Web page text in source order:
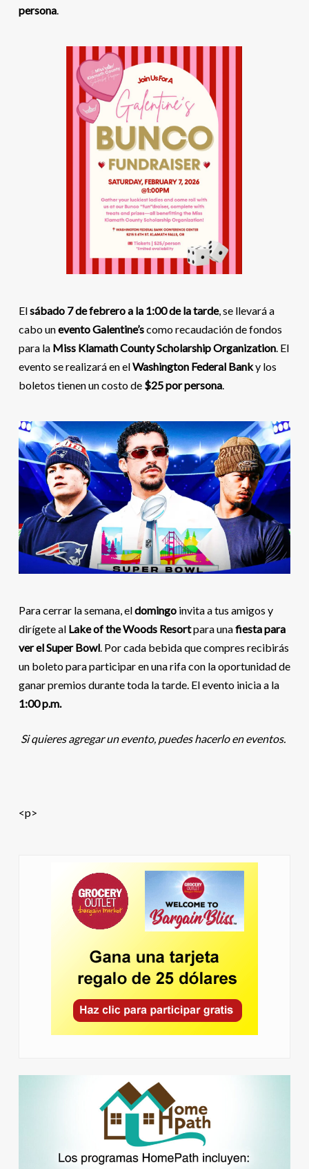
persona.
Elsábado 7 de febrero a la 1:00 de la tarde, se llevará a
cabo unevento Galentine’scomo recaudación de fondos
para la Miss Klamath County Scholarship Organization. El
evento se realizará en elWashington Federal Banky los
boletos tienen un costo de $25 por persona.
Para cerrar la semana, eldomingoinvita a tus amigos y
dirígete al Lake of the Woods Resortpara unafiesta para
ver el Super Bowl. Por cada bebida que compres recibirás
un boleto para participar en una rifa con la oportunidad de
ganar premios durante toda la tarde. El evento inicia a la
1:00 p.m.
Si quieres agregar un evento, puedes hacerlo en eventos.
<p>